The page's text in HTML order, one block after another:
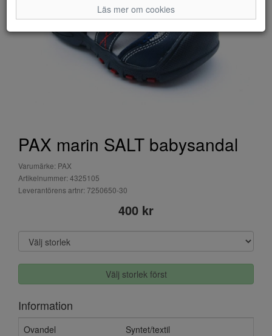
PAX marin SALT babysandal
Varumärke: PAX
Artikelnummer: 4325105
Leverantörens artnr: 7250650-30
400 kr
Välj storlek först
Information
Ovandel
Syntet/textil
Läs mer om cookies